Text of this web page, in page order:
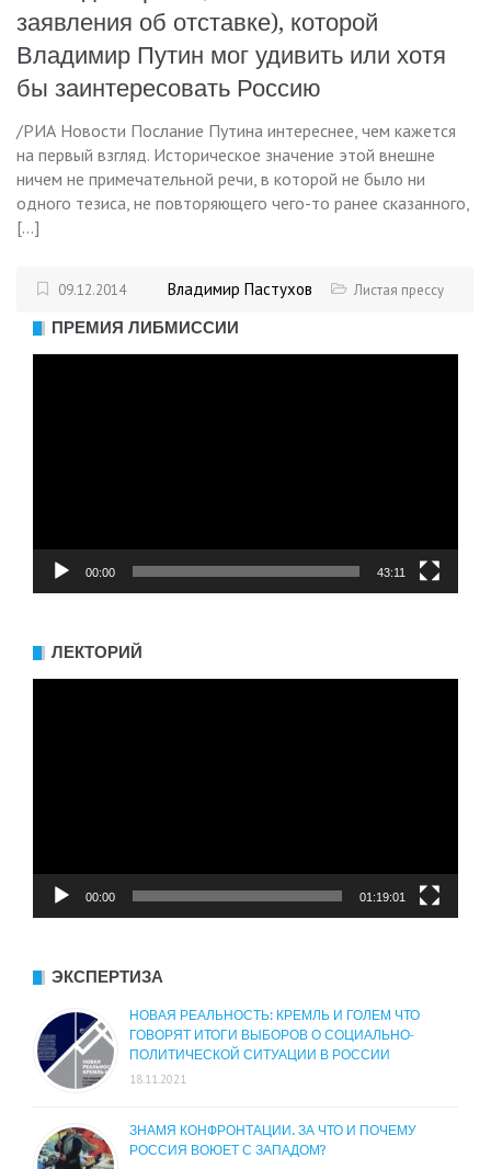
заявления об отставке), которой
Владимир Путин мог удивить или хотя
бы заинтересовать Россию
/РИА Новости Послание Путина интереснее, чем кажется
на первый взгляд. Историческое значение этой внешне
ничем не примечательной речи, в которой не было ни
одного тезиса, не повторяющего чего-то ранее сказанного,
[…]
09.12.2014 Владимир Пастухов Листая прессу
ПРЕМИЯ ЛИБМИССИИ
00:00 43:11
ЛЕКТОРИЙ
00:00 01:19:01
ЭКСПЕРТИЗА
НОВАЯ РЕАЛЬНОСТЬ: КРЕМЛЬ И ГОЛЕМ ЧТО
ГОВОРЯТ ИТОГИ ВЫБОРОВ О СОЦИАЛЬНО-
ПОЛИТИЧЕСКОЙ СИТУАЦИИ В РОССИИ
18.11.2021
ЗНАМЯ КОНФРОНТАЦИИ. ЗА ЧТО И ПОЧЕМУ
РОССИЯ ВОЮЕТ С ЗАПАДОМ?